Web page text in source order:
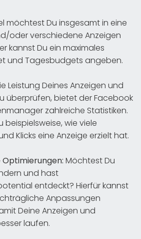
möchtest Du insgesamt in eine
oder verschiedene Anzeigen
kannst Du ein maximales
und Tagesbudgets angeben.
Leistung Deines Anzeigen und
überprüfen, bietet der Facebook
zahlreiche Statistiken.
beispielsweise, wie viele
Klicks eine Anzeige erzielt hat.
Möchtest Du
und hast
entdeckt? Hierfür kannst
Anpassungen
Deine Anzeigen und
laufen.